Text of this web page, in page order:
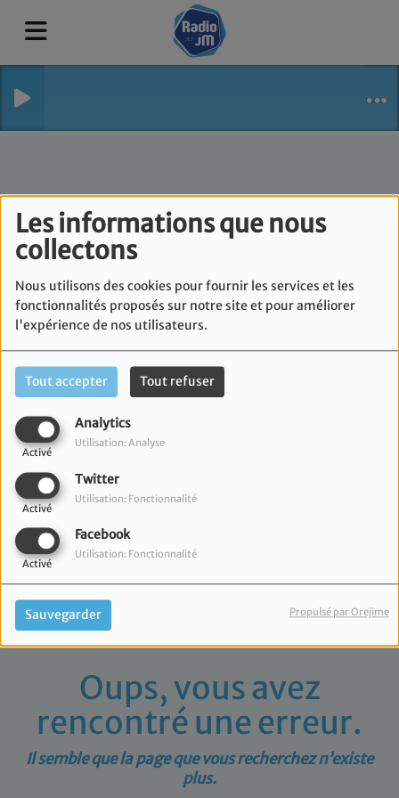
Les informations que nous
collectons
Nous utilisons des cookies pour fournir les services et les
fonctionnalités proposés sur notre site et pour améliorer
l'expérience de nos utilisateurs.
Tout accepter Tout refuser
Analytics
Activé
Utilisation: Analyse
Twitter
Activé
Utilisation: Fonctionnalité
Facebook
Activé
Utilisation: Fonctionnalité
Sauvegarder Propulsé par Orejime
Oups, vous avez
rencontré une erreur.
Il semble que la page que vous recherchez n’existe
plus.